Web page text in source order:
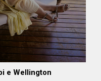
e Wellington